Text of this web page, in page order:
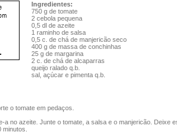
Ingredientes:
750 g de tomate
2 cebola pequena
0,5 dl de azeite
1 raminho de salsa
0,5 c. de chá de manjericão seco
400 g de massa de conchinhas
25 g de margarina
2 c. de chá de alcaparras
queijo ralado q.b.
sal, açúcar e pimenta q.b.
o tomate em pedaços.
a no azeite. Junte o tomate, a salsa e o manjericão. Deixe